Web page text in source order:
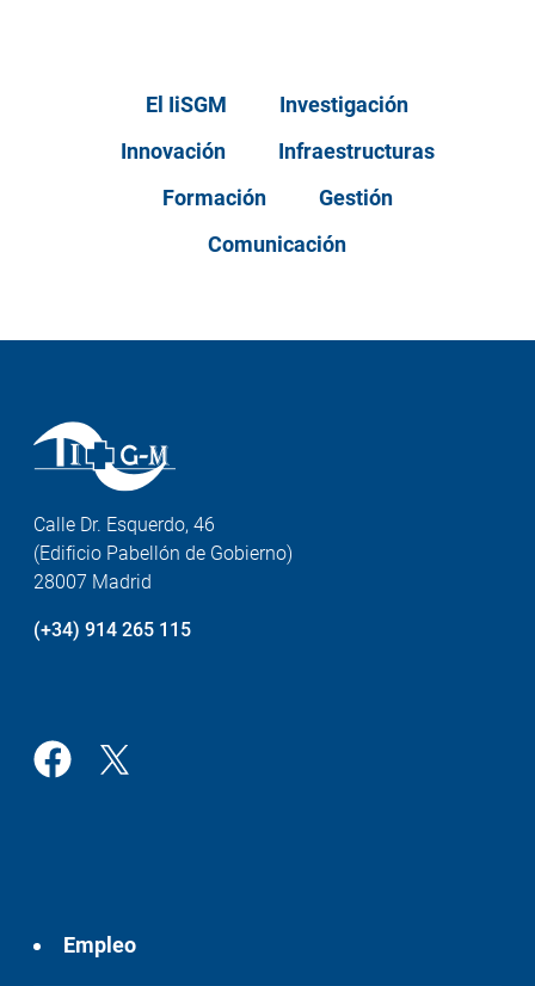
El IiSGM
Investigación
Innovación
Infraestructuras
Formación
Gestión
Comunicación
Calle Dr. Esquerdo, 46
(Edificio Pabellón de Gobierno)
28007 Madrid
(+34) 914 265 115
Empleo